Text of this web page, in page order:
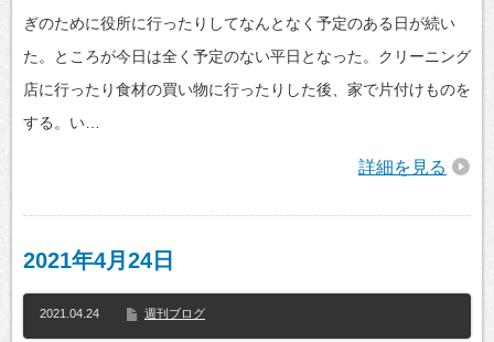
ぎのために役所に行ったりしてなんとなく予定のある日が続い
た。ところが今日は全く予定のない平日となった。クリーニング
店に行ったり食材の買い物に行ったりした後、家で片付けものを
する。い…
詳細を見る
2021年4月24日
2021.04.24 週刊ブログ